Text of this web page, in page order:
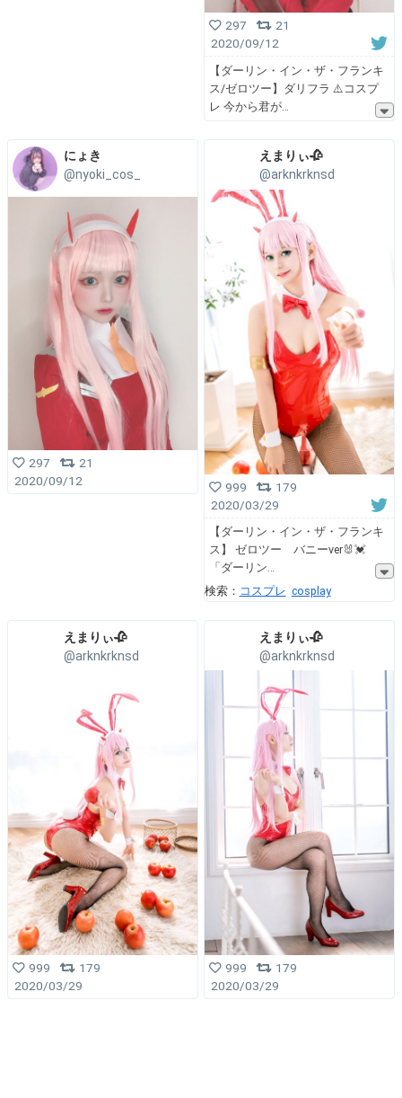
297
21
2020/09/12
【ダーリン・イン・ザ・フランキ
ス/ゼロツー】ダリフラ ⚠️コスプ
レ 今から君が
にょき
@nyoki_cos_
297
21
2020/09/12
えまりぃ🥀
@arknkrknsd
999
179
2020/03/29
【ダーリン・イン・ザ・フランキ
ス】 ゼロツー バニーver🐰💓
「ダーリン
検索： コスプレ cosplay
えまりぃ🥀
@arknkrknsd
999
179
2020/03/29
えまりぃ🥀
@arknkrknsd
999
179
2020/03/29